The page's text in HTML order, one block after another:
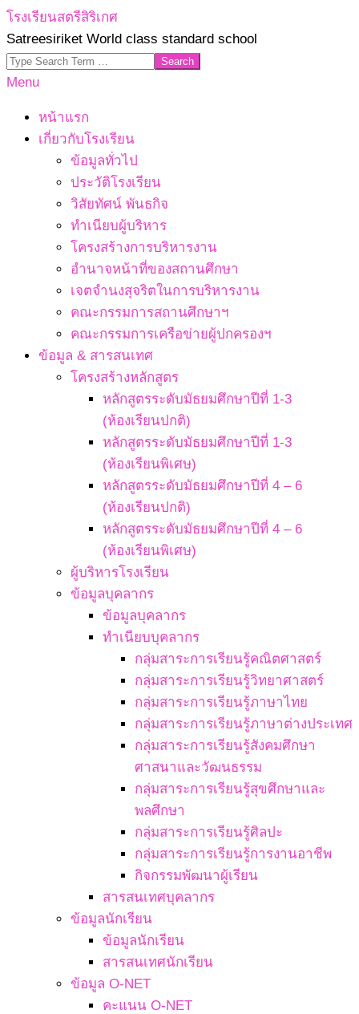
Skip
to
content
โรงเรียนสตรีสิริเกศ
Satreesiriket World class standard school
Search
Primary
Menu
Menu
หน้าแรก
เกี่ยวกับโรงเรียน
ข้อมูลทั่วไป
ประวัติโรงเรียน
วิสัยทัศน์ พันธกิจ
ทำเนียบผู้บริหาร
โครงสร้างการบริหารงาน
อำนาจหน้าที่ของสถานศึกษา
เจตจํานงสุจริตในการบริหารงาน
คณะกรรมการสถานศึกษาฯ
คณะกรรมการเครือข่ายผู้ปกครองฯ
ข้อมูล & สารสนเทศ
โครงสร้างหลักสูตร
หลักสูตรระดับมัธยมศึกษาปีที่ 1-3
(ห้องเรียนปกติ)
หลักสูตรระดับมัธยมศึกษาปีที่ 1-3
(ห้องเรียนพิเศษ)
หลักสูตรระดับมัธยมศึกษาปีที่ 4 – 6
(ห้องเรียนปกติ)
หลักสูตรระดับมัธยมศึกษาปีที่ 4 – 6
(ห้องเรียนพิเศษ)
ผู้บริหารโรงเรียน
ข้อมูลบุคลากร
ข้อมูลบุคลากร
ทำเนียบบุคลากร
กลุ่มสาระการเรียนรู้คณิตศาสตร์
กลุ่มสาระการเรียนรู้วิทยาศาสตร์
กลุ่มสาระการเรียนรู้ภาษาไทย
กลุ่มสาระการเรียนรู้ภาษาต่างประเทศ
กลุ่มสาระการเรียนรู้สังคมศึกษา
ศาสนาและวัฒนธรรม
กลุ่มสาระการเรียนรู้สุขศึกษาและ
พลศึกษา
กลุ่มสาระการเรียนรู้ศิลปะ
กลุ่มสาระการเรียนรู้การงานอาชีพ
กิจกรรมพัฒนาผู้เรียน
สารสนเทศบุคลากร
ข้อมูลนักเรียน
ข้อมูลนักเรียน
สารสนเทศนักเรียน
ข้อมูล O-NET
คะแนน O-NET